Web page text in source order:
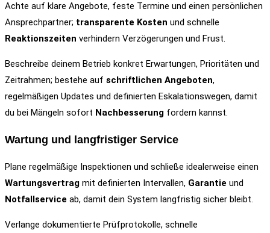
Achte auf klare Angebote, feste Termine und einen persönlichen
Ansprechpartner; transparente Kosten und schnelle
Reaktionszeiten verhindern Verzögerungen und Frust.
Beschreibe deinem Betrieb konkret Erwartungen, Prioritäten und
Zeitrahmen; bestehe auf schriftlichen Angeboten,
regelmäßigen Updates und definierten Eskalationswegen, damit
du bei Mängeln sofort Nachbesserung fordern kannst.
Wartung und langfristiger Service
Plane regelmäßige Inspektionen und schließe idealerweise einen
Wartungsvertrag mit definierten Intervallen, Garantie und
Notfallservice ab, damit dein System langfristig sicher bleibt.
Verlange dokumentierte Prüfprotokolle, schnelle